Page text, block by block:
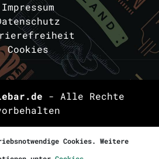
Impressum
Cookies
- Alle Rechte
Cookies. Weitere